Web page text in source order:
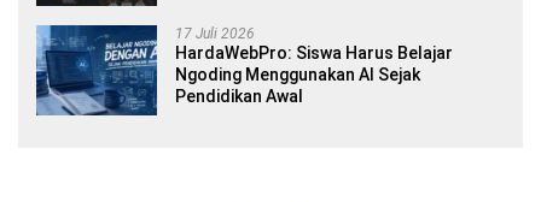
17 Juli 2026
HardaWebPro: Siswa Harus Belajar
Ngoding Menggunakan AI Sejak
Pendidikan Awal